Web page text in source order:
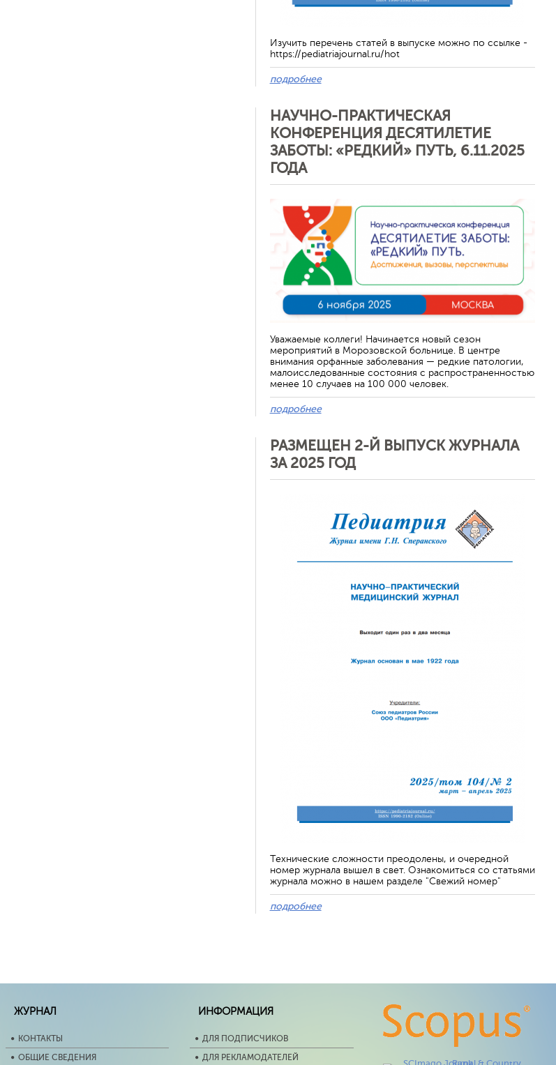
Изучить перечень статей в выпуске можно по ссылке -
https://pediatriajournal.ru/hot
подробнее
НАУЧНО-ПРАКТИЧЕСКАЯ
КОНФЕРЕНЦИЯ ДЕСЯТИЛЕТИЕ
ЗАБОТЫ: «РЕДКИЙ» ПУТЬ, 6.11.2025
ГОДА
Уважаемые коллеги! Начинается новый сезон
мероприятий в Морозовской больнице. В центре
внимания орфанные заболевания — редкие патологии,
малоисследованные состояния с распространенностью
менее 10 случаев на 100 000 человек.
подробнее
РАЗМЕЩЕН 2-Й ВЫПУСК ЖУРНАЛА
ЗА 2025 ГОД
Технические сложности преодолены, и очередной
номер журнала вышел в свет. Ознакомиться со статьями
журнала можно в нашем разделе "Свежий номер"
подробнее
ЖУРНАЛ
КОНТАКТЫ
ОБЩИЕ СВЕДЕНИЯ
ИНФОРМАЦИЯ
ДЛЯ ПОДПИСЧИКОВ
ДЛЯ РЕКЛАМОДАТЕЛЕЙ
Обратная связь
Отменить